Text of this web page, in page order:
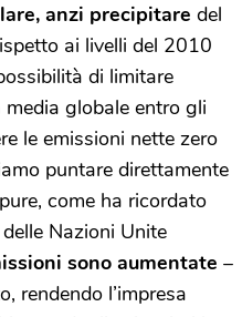
anzi precipitare del
ai livelli del 2010
di limitare
media globale entro gli
le emissioni nette zero
puntare direttamente
come ha ricordato
Nazioni Unite
sono aumentate –
rendendo l’impresa